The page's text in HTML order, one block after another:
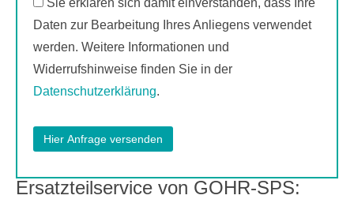
Sie erklären sich damit einverstanden, dass Ihre
Daten zur Bearbeitung Ihres Anliegens verwendet
werden. Weitere Informationen und
Widerrufshinweise finden Sie in der
Datenschutzerklärung.
Ersatzteilservice von GOHR-SPS: